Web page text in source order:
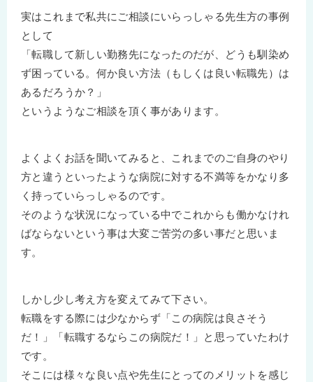
実はこれまで私共にご相談にいらっしゃる先生方の事例
として
「転職して新しい勤務先になったのだが、どうも馴染め
ず困っている。何か良い方法（もしくは良い転職先）は
あるだろうか？」
というようなご相談を頂く事があります。
よくよくお話を聞いてみると、これまでのご自身のやり
方と違うといったような病院に対する不満等をかなり多
く持っていらっしゃるのです。
そのような状況になっている中でこれからも働かなけれ
ばならないという事は大変ご苦労の多い事だと思いま
す。
しかし少し考え方を変えてみて下さい。
転職をする際には少なからず「この病院は良さそう
だ！」「転職するならこの病院だ！」と思っていたわけ
です。
そこには様々な良い点や先生にとってのメリットを感じ